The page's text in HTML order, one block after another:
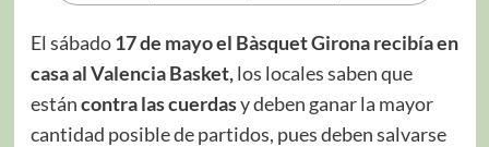
El sábado17 de mayo el Bàsquet Girona recibía en
casa al Valencia Basket,los locales saben que
estáncontra las cuerdasy deben ganar la mayor
cantidad posible de partidos, pues deben salvarse